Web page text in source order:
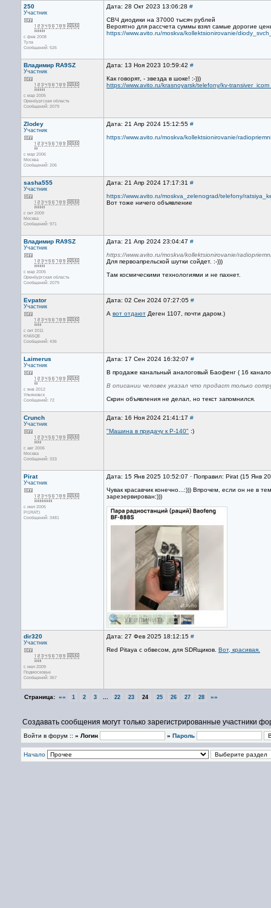
250
Участник
с фев 2008
Тула
Сообщений: 526
Дата: 28 Окт 2023 13:06:28 #
СВЧ диодики на 37000 тысяч рублей
Вероятно для рассчета суммы взял самые дорогие
https://www.avito.ru/moskva/kollektsionirovanie/
Владимир RA9SZ
Участник
с мар 2005
Оренбургская область
Сообщений: 2079
Дата: 13 Ноя 2023 10:59:42 #
Как говорят, - звезда в шоке! :-)))
https://www.avito.ru/krasnoyarsk/telefony/kv-
Zlodey
Участник
с мар 2006
Москва
Сообщений: 206
Дата: 21 Апр 2024 15:12:55 #
https://www.avito.ru/moskva/kollektsionirovanie/
sasha555
Участник
с окт 2009
Москва
Сообщений: 971
Дата: 21 Апр 2024 17:17:31 #
https://www.avito.ru/moskva_zelenograd/telefony/
Вот тоже ничего объявление
Владимир RA9SZ
Участник
с мар 2005
Оренбургская область
Сообщений: 2079
Дата: 21 Апр 2024 23:04:47 #
https://www.avito.ru/moskva/kollektsionirovanie/
Для первоапрельской шутки сойдет. :-)))
Там космическими технологиями и не пахнет.
Evpator
Участник
с окт 2011
KN65QE
Сообщений: 436
Дата: 02 Сен 2024 07:27:05 #
А вот отдают Деген 1107, почти даром.)
Laimerus
Участник
с янв 2012
Ульяновск
Сообщений: 72
Дата: 17 Сен 2024 16:32:07 #
В продаже канальный аналоговый Баофенг ( 16
В описании человек указал что продаст только
Скрин объявления не делал, но текст запомнился.
Crunch
Участник
с авг 2006
Москва
Сообщений: 333
Дата: 16 Ноя 2024 21:41:17 #
"Машина в придачу к Р-140" :)
Pirat
Участник
с июл 2005
PI1RAT:)
Сообщений: 3481
Дата: 15 Янв 2025 10:52:07 · Поправил: Pirat (15 Янв
Чувак красавчик конечно...:))) Впрочем, если он не в
зарезервирован:)))
dir320
Участник
с июл 2009
Подмосковье
Сообщений: 367
Дата: 27 Фев 2025 18:12:15 #
Red Pitaya c обвесом, для SDRщиков. Вот, красивая.
Страница: «« 1 2 3 22 23 24 25 26 27 28 »»
Создавать сообщения могут только зарегистрированные участники
Войти в форум :: » Логин » Пароль
Начало